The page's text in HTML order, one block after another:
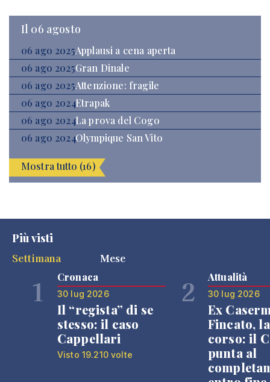
Il 06 agosto
06 ago 2025Applausi a cena aperta
06 ago 2025Gran Dinale
06 ago 2025Attenzione: fragile
06 ago 2024Etrapak
06 ago 2024La prova del Cogo
06 ago 2024Olympique San Vito
Mostra tutto (16)
Più visti
Settimana
Mese
1 Cronaca
30 lug 2026
Il “regista” di se
stesso: il caso
Cappellari
Visto 19.210 volte
2 Attualità
30 lug 2026
Ex
Fincato,
corso: il
punta al